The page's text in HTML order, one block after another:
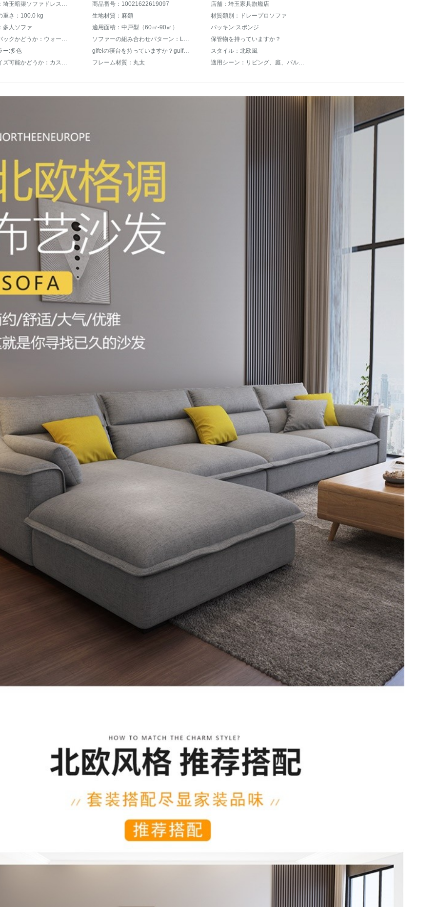
商品名称：埼玉暗渠ソファドレスファ北欧風ソファ科学技術布ソファ北欧風客間整頓小型戸型セットウォークケースケース簡単現代家具客間ソファ家具客間家具ゴムモデル（科学技術布）2人掛位＋2人掛位＋足（3.3メートル） 商品番号：10021622619097
店舗：埼玉家具旗艦店
重さ：100.0 kg
生地材質：麻類
材質類別：ドレープロソファ
多人ソファ
適用面積：中戸型（60㎡-90㎡）
パッキン:スポンジ
ウォークバックかどうか：ウォーウォーウォーカー
ソファーの組み合わせパターン：Lタイプ
保管物を持っていますか？
ー:多色
gifeiの寝台を持っていますか？guifの寝台を持っています。
スタイル：北欧風
カスタマイズ可能かどうか：カスタマイズ可能
フレーム材質：丸太 適用シーン：リビング、庭、バルコニー